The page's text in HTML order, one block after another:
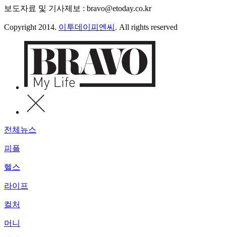
보도자료 및 기사제보 : bravo@etoday.co.kr
Copyright 2014. 이투데이피엔씨 . All rights reserved
전체뉴스
피플
헬스
라이프
컬처
머니